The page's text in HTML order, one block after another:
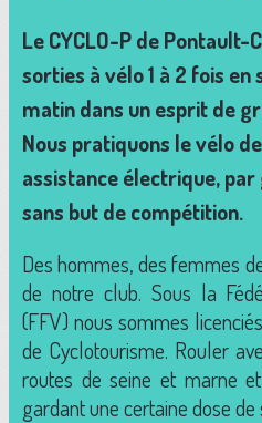
Le CYCLO-P de
sorties à vélo 1 à 2 fois
matin dans un esprit de
Nous pratiquons le vélo
assistance électrique,
sans but de compétition.
Des hommes, des femmes
de notre club. Sous la
(FFV) nous sommes
de Cyclotourisme. Rouler
routes de seine et marne
gardant une certaine dose